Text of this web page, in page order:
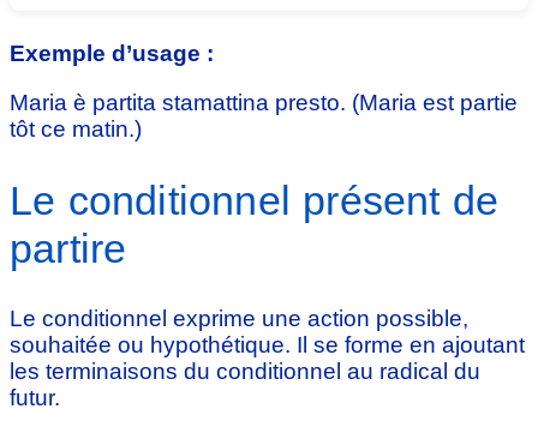
Exemple d’usage :
Maria è partita stamattina presto. (Maria est partie
tôt ce matin.)
Le conditionnel présent de
partire
Le conditionnel exprime une action possible,
souhaitée ou hypothétique. Il se forme en ajoutant
les terminaisons du conditionnel au radical du
futur.